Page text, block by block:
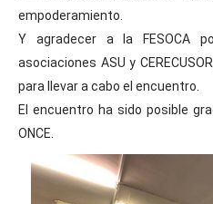
empoderamiento.
Y agradecer a la FESOCA
asociaciones ASU y CERECUSOR
para llevar a cabo el encuentro.
El encuentro ha sido posible
ONCE.